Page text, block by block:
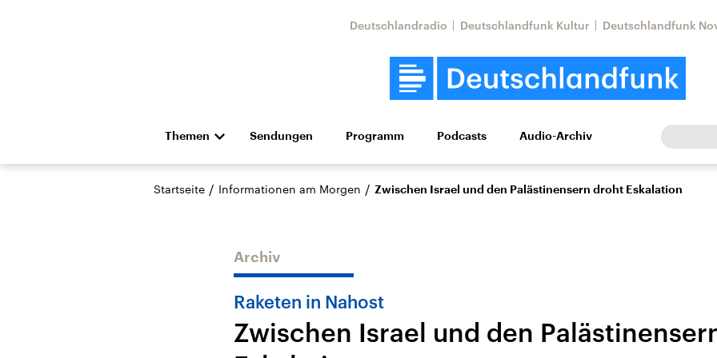
Deutschlandradio Deutschlandfunk Kultur Deutschlandfunk
Themen
Die Nachrichten Politik Wirtschaft Wissen Kultur Europa
Hörspiel und Feature Musik
Landtagswahl Sachsen-
USA
Nahostkonflikt
Iran
Sendungen Programm Podcasts Audio-Archiv
Startseite / Informationen am Morgen / Zwischen Israel und den Palästinensern droht Eskalation
Archiv
Raketen in Nahost
Zwischen Israel und den